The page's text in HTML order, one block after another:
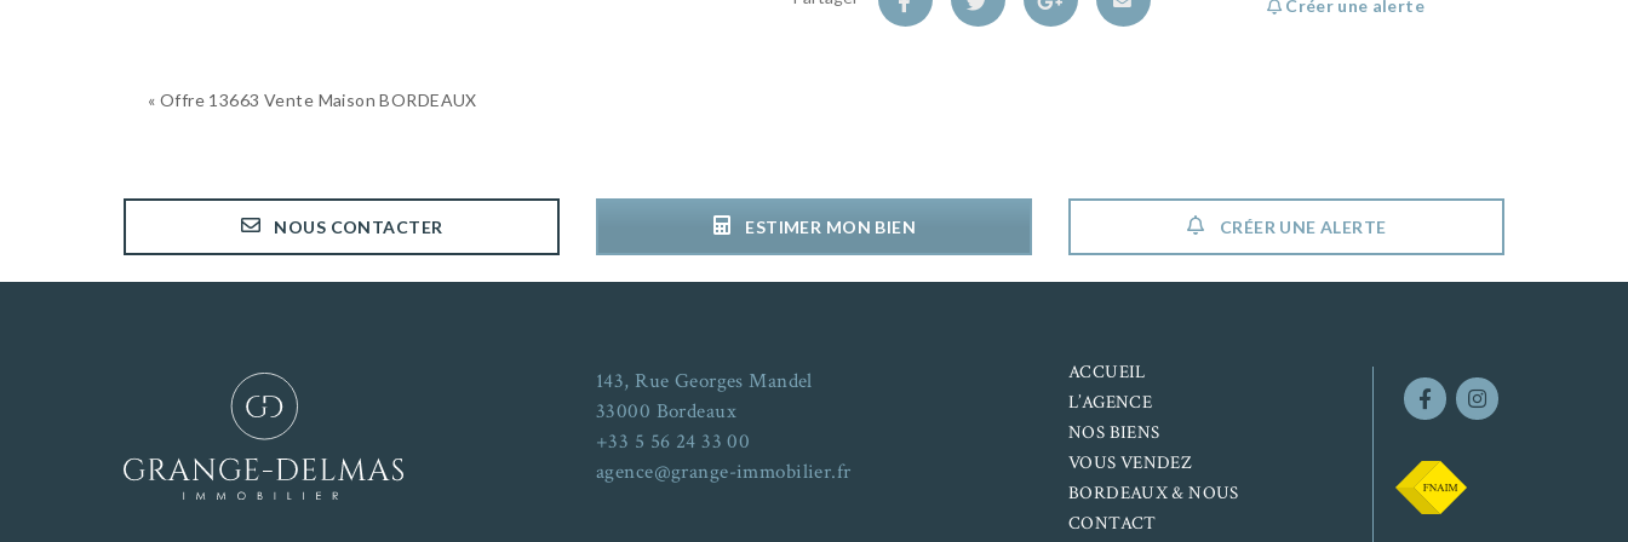
« Offre 13663 Vente Maison BORDEAUX
Créer une alerte
NOUS CONTACTER ESTIMER MON BIEN CRÉER UNE ALERTE
143, Rue Georges Mandel
33000 Bordeaux
+33 5 56 24 33 00
agence@grange-immobilier.fr
ACCUEIL
L’AGENCE
NOS BIENS
VOUS VENDEZ
BORDEAUX & NOUS
CONTACT